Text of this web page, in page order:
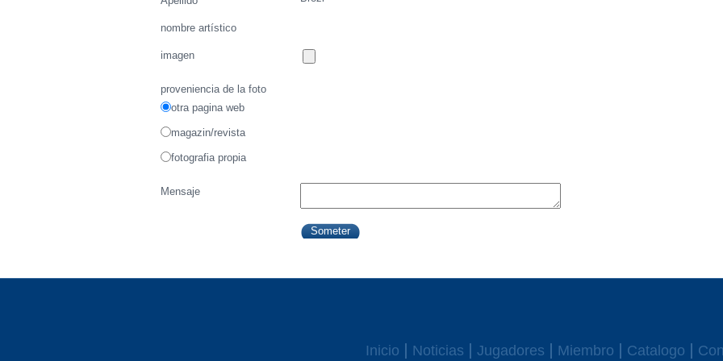
nombre artístico
imagen
proveniencia de la foto
otra pagina web
magazin/revista
fotografia propia
Mensaje
Inicio Noticias Jugadores Miembro Catalogo